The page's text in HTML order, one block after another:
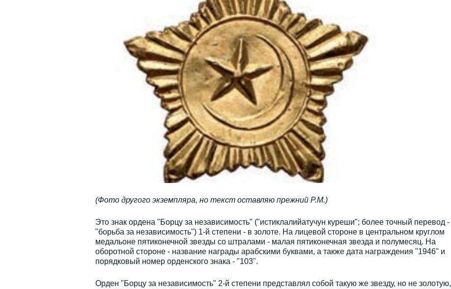
(Фото другого экземпляра, но текст оставляю прежний Р.М.)
Это знак ордена "Борцу за независимость" ("истиклалийатучун куреши"; более точный перевод -
"борьба за независимость") 1-й степени - в золоте. На лицевой стороне в центральном круглом
медальоне пятиконечной звезды со штралами - малая пятиконечная звезда и полумесяц. На
оборотной стороне - название награды арабскими буквами, а также дата награждения "1946" и
порядковый номер орденского знака - "103".
Орден "Борцу за независимость" 2-й степени представлял собой такую же звезду, но не золотую,